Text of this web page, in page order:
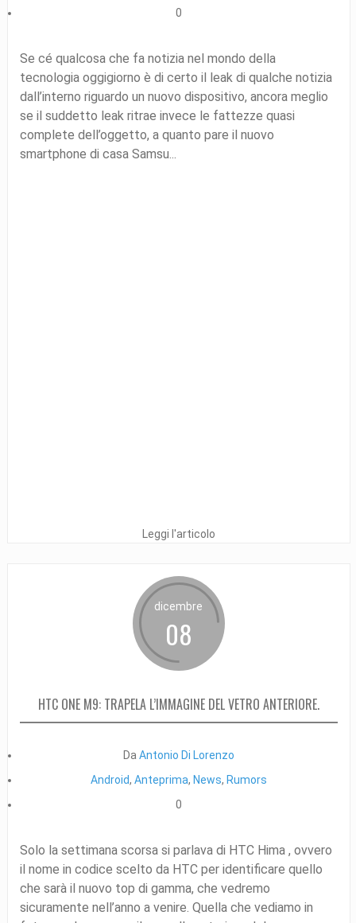
0
Se cé qualcosa che fa notizia nel mondo della
tecnologia oggigiorno è di certo il leak di qualche notizia
dall’interno riguardo un nuovo dispositivo, ancora meglio
se il suddetto leak ritrae invece le fattezze quasi
complete dell’oggetto, a quanto pare il nuovo
smartphone di casa Samsu...
Leggi l'articolo
dicembre
08
HTC ONE M9: TRAPELA L’IMMAGINE DEL VETRO ANTERIORE.
Da Antonio Di Lorenzo
Android, Anteprima, News, Rumors
0
Solo la settimana scorsa si parlava di HTC Hima , ovvero
il nome in codice scelto da HTC per identificare quello
che sarà il nuovo top di gamma, che vedremo
sicuramente nell’anno a venire. Quella che vediamo in